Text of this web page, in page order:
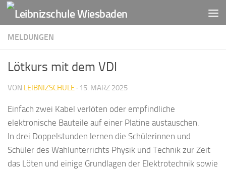
Zum Inhalt springen
MELDUNGEN
Lötkurs mit dem VDI
VON LEIBNIZSCHULE · 15. MÄRZ 2025
Einfach zwei Kabel verlöten oder empfindliche
elektronische Bauteile auf einer Platine austauschen.
In drei Doppelstunden lernen die Schülerinnen und
Schüler des Wahlunterrichts Physik und Technik zur Zeit
das Löten und einige Grundlagen der Elektrotechnik sowie